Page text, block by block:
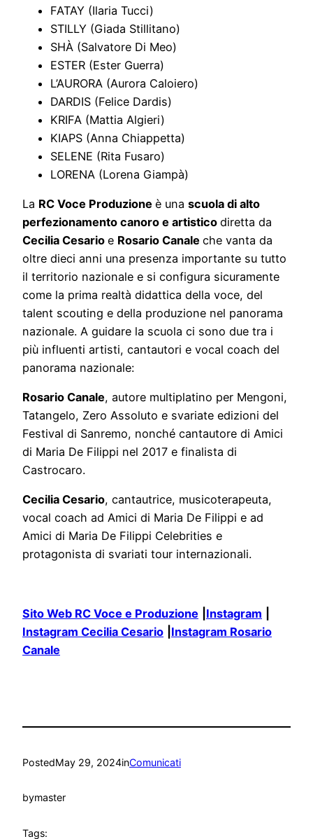
FATAY (Ilaria Tucci)
STILLY (Giada Stillitano)
SHÀ (Salvatore Di Meo)
ESTER (Ester Guerra)
L’AURORA (Aurora Caloiero)
DARDIS (Felice Dardis)
KRIFA (Mattia Algieri)
KIAPS (Anna Chiappetta)
SELENE (Rita Fusaro)
LORENA (Lorena Giampà)
La RC Voce Produzione è una scuola di alto
perfezionamento canoro e artistico diretta da
Cecilia Cesario e Rosario Canale che vanta da
oltre dieci anni una presenza importante su tutto
il territorio nazionale e si configura sicuramente
come la prima realtà didattica della voce, del
talent scouting e della produzione nel panorama
nazionale. A guidare la scuola ci sono due tra i
più influenti artisti, cantautori e vocal coach del
panorama nazionale:
Rosario Canale, autore multiplatino per Mengoni,
Tatangelo, Zero Assoluto e svariate edizioni del
Festival di Sanremo, nonché cantautore di Amici
di Maria De Filippi nel 2017 e finalista di
Castrocaro.
Cecilia Cesario, cantautrice, musicoterapeuta,
vocal coach ad Amici di Maria De Filippi e ad
Amici di Maria De Filippi Celebrities e
protagonista di svariati tour internazionali.
Sito Web RC Voce e Produzione Instagram
Instagram Cecilia Cesario Instagram Rosario
Canale
PostedMay 29, 2024inComunicati
bymaster
Tags: